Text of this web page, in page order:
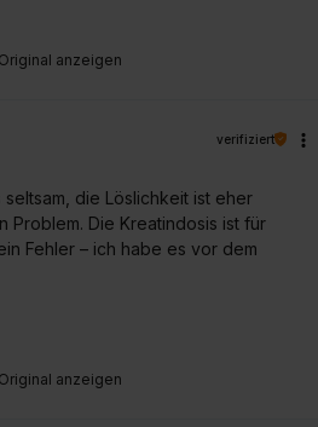
anzeigen
anzeigen
verifiziert
die Löslichkeit ist eher
Problem. Die Kreatindosis ist für
Fehler – ich habe es vor dem